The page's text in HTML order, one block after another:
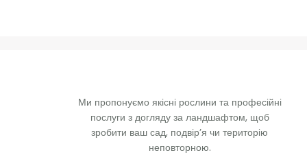
Ми пропонуємо якісні рослини та професійні
послуги з догляду за ландшафтом, щоб
зробити ваш сад, подвір’я чи територію
неповторною.